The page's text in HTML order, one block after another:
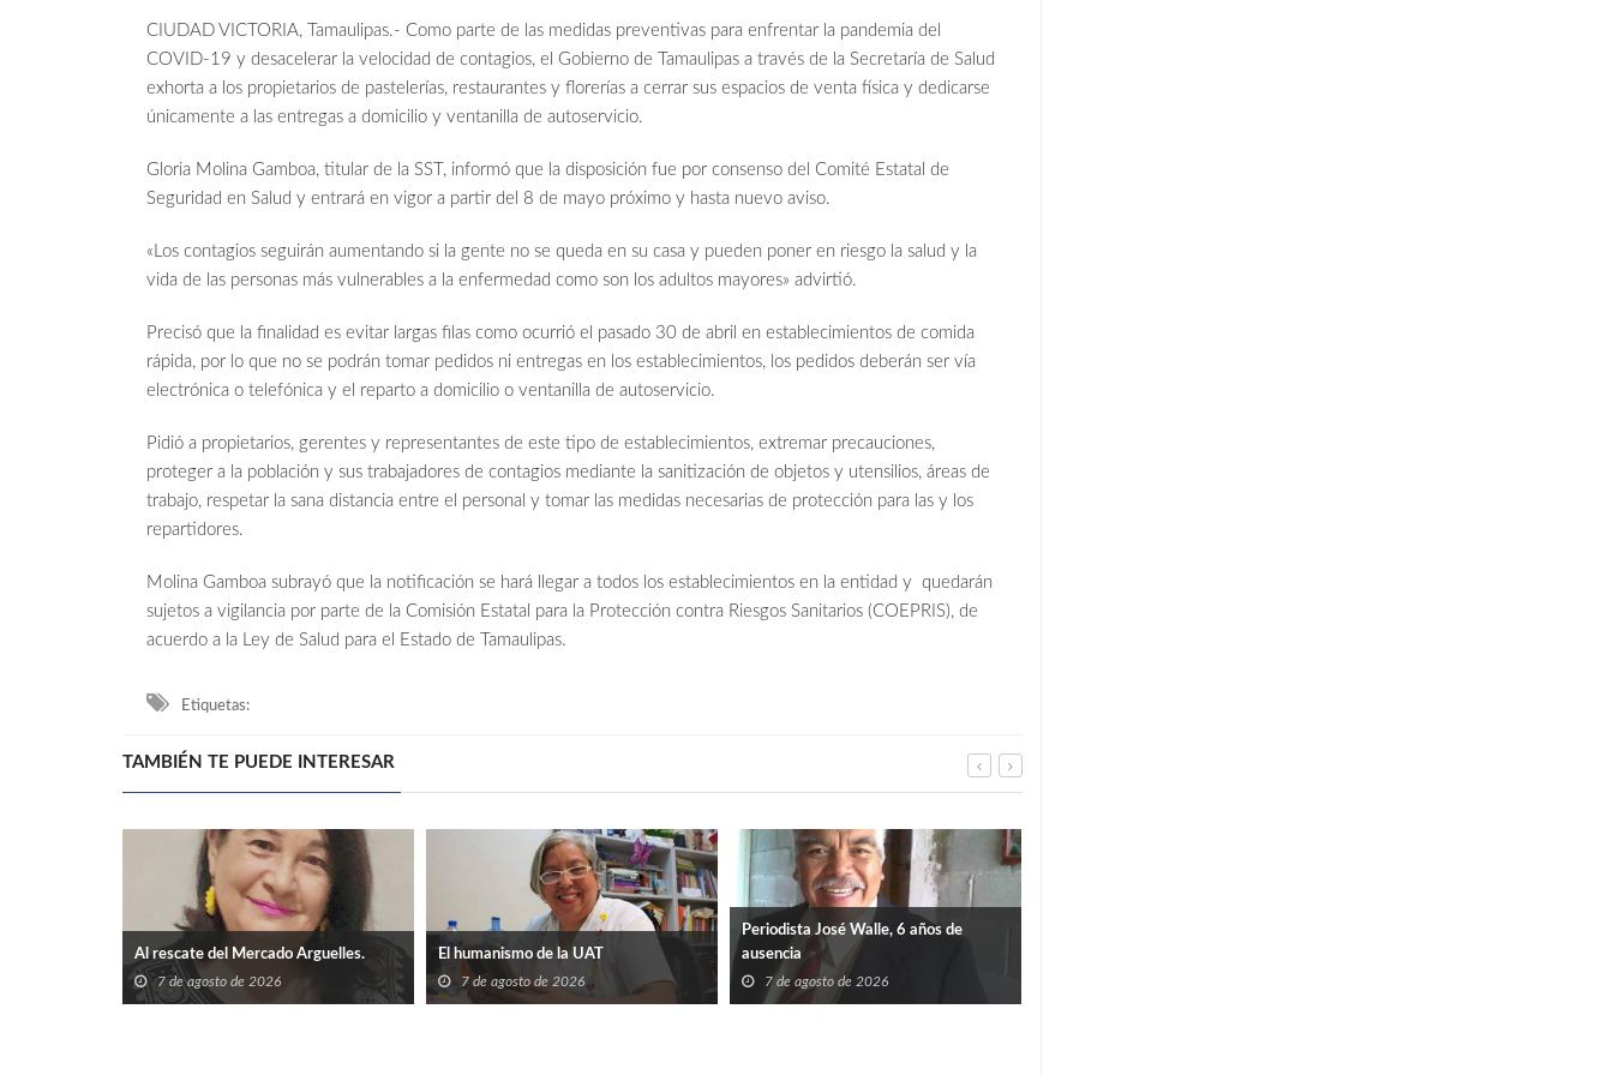
CIUDAD VICTORIA, Tamaulipas.- Como parte de las medidas preventivas para enfrentar la pandemia del
COVID-19 y desacelerar la velocidad de contagios, el Gobierno de Tamaulipas a través de la Secretaría de Salud
exhorta a los propietarios de pastelerías, restaurantes y florerías a cerrar sus espacios de venta física y dedicarse
únicamente a las entregas a domicilio y ventanilla de autoservicio.
Gloria Molina Gamboa, titular de la SST, informó que la disposición fue por consenso del Comité Estatal de
Seguridad en Salud y entrará en vigor a partir del 8 de mayo próximo y hasta nuevo aviso.
«Los contagios seguirán aumentando si la gente no se queda en su casa y pueden poner en riesgo la salud y la
vida de las personas más vulnerables a la enfermedad como son los adultos mayores» advirtió.
Precisó que la finalidad es evitar largas filas como ocurrió el pasado 30 de abril en establecimientos de comida
rápida, por lo que no se podrán tomar pedidos ni entregas en los establecimientos, los pedidos deberán ser vía
electrónica o telefónica y el reparto a domicilio o ventanilla de autoservicio.
Pidió a propietarios, gerentes y representantes de este tipo de establecimientos, extremar precauciones,
proteger a la población y sus trabajadores de contagios mediante la sanitización de objetos y utensilios, áreas de
trabajo, respetar la sana distancia entre el personal y tomar las medidas necesarias de protección para las y los
repartidores.
Molina Gamboa subrayó que la notificación se hará llegar a todos los establecimientos en la entidad y quedarán
sujetos a vigilancia por parte de la Comisión Estatal para la Protección contra Riesgos Sanitarios (COEPRIS), de
acuerdo a la Ley de Salud para el Estado de Tamaulipas.
Etiquetas:
TAMBIÉN TE PUEDE INTERESAR
Al rescate del Mercado Arguelles.
7 de agosto de 2026
El humanismo de la UAT
7 de agosto de 2026
Periodista José Walle, 6 años de
ausencia
7 de agosto de 2026